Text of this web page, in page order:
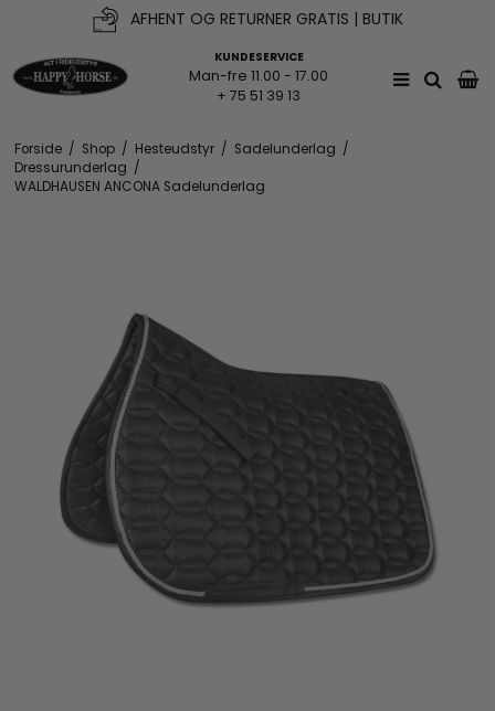
AFHENT OG RETURNER GRATIS | BUTIK
FRI FRAGT V. KØB OVER 500KR*
KUNDESERVICE
Man-fre 11.00 - 17.00
+ 75 51 39 13
Forside / Shop / Hesteudstyr / Sadelunderlag /
Dressurunderlag /
WALDHAUSEN ANCONA Sadelunderlag